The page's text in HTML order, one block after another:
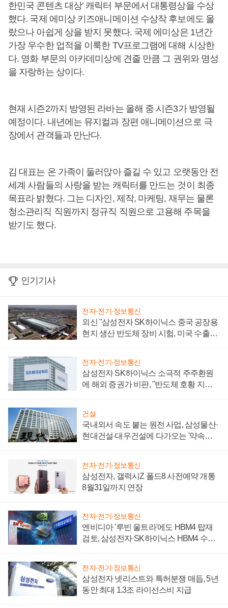
한민국 콘텐츠 대상’ 캐릭터 부문에서 대통령상을 수상
했다. 국제 에미상 키즈애니메이션 수상작 후보에도 올
랐으나 아쉽게 상을 받지 못했다. 국제 에미상은 1년간
가장 우수한 업적을 이룩한 TV프로그램에 대해 시상한
다. 영화 부문의 아카데미상에 견줄 만큼 그 권위와 명성
을 자랑하는 상이다.
현재 시즌2까지 방영된 라바는 올해 중 시즌3가 방영될
예정이다. 내년에는 뮤지컬과 장편 애니메이션으로 극
장에서 관객들과 만난다.
김 대표는 온 가족이 둘러앉아 즐길 수 있고 오랫동안 전
세계 사람들의 사랑을 받는 캐릭터를 만드는 것이 최종
목표라 밝혔다. 그는 디자인, 제작, 마케팅, 재무는 물론
청소관리직 직원까지 정규직 직원으로 고용해 주목을
받기도 했다.
인기기사
전자·전기·정보통신
외신 "삼성전자 SK하이닉스 중국 공장용
현지 생산 반도체 장비 시험, 미국 수출통
전자·전기·정보통신
삼성전자 SK하이닉스 소극적 주주환원
에 해외 증권가 비판, "반도체 호황 지속
건설
국내외서 속도 붙는 원전 사업, 삼성물산·
현대건설·대우건설에 다가오는 '약속의
전자·전기·정보통신
삼성전자, 갤럭시Z 폴드8 사전예약 개통
8월31일까지 연장
전자·전기·정보통신
엔비디아 '루빈 울트라'에도 HBM4 탑재
검토, 삼성전자·SK하이닉스 HBM4 수율
전자·전기·정보통신
삼성전자 넷리스트와 특허분쟁 매듭, 5년
동안 최대 1.3조 라이선스비 지급